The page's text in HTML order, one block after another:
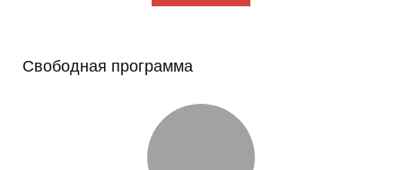
Свободная программа